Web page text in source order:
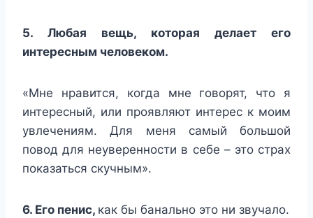
5. Любая вещь, которая делает его
интересным человеком.
«Мне нравится, когда мне говорят, что я
интересный, или проявляют интерес к моим
увлечениям. Для меня самый большой
повод для неуверенности в себе – это страх
показаться скучным».
6. Его пенис, как бы банально это ни звучало.